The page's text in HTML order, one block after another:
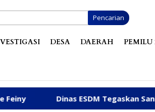
Pencarian
DESA DAERAH PEMILU
Tegaskan Sanksi CV BBN Belum